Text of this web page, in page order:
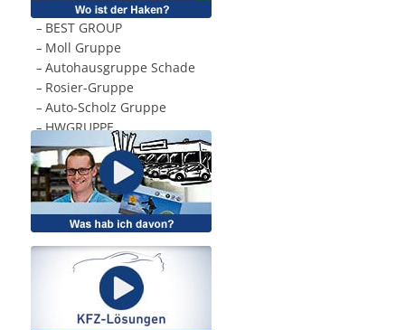
– BEST GROUP
– Moll Gruppe
– Autohausgruppe Schade
– Rosier-Gruppe
– Auto-Scholz Gruppe
.–HWGRUPPE